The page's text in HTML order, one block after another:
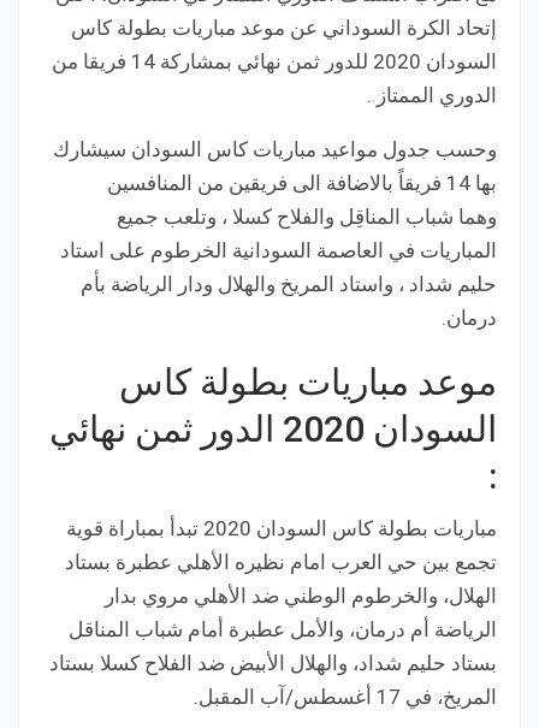
إتحاد الكرة السوداني عن موعد مباريات بطولة كاس
السودان 2020 للدور ثمن نهائي بمشاركة 14 فريقا من
الدوري الممتاز .
وحسب جدول مواعيد مباريات كاس السودان سيشارك
بها 14 فريقاً بالاضافة الى فريقين من المنافسين
وهما شباب المناقِل والفلاح كسلا ، وتلعب جميع
المباريات في العاصمة السودانية الخرطوم على استاد
حليم شداد ، واستاد المريخ والهلال ودار الرياضة بأم
درمان.
موعد مباريات بطولة كاس
السودان 2020 الدور ثمن نهائي
:
مباريات بطولة كاس السودان 2020 تبدأ بمباراة قوية
تجمع بين حي العرب امام نظيره الأهلي عطبرة بستاد
الهلال، والخرطوم الوطني ضد الأهلي مروي بدار
الرياضة أم درمان، والأمل عطبرة أمام شباب المناقل
بستاد حليم شداد، والهلال الأبيض ضد الفلاح كسلا بستاد
المريخ، في 17 أغسطس/آب المقبل.